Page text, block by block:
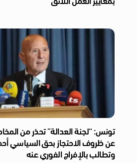
تونس: “لجنة العدالة” تحذر من
عن ظروف الاحتجاز بحق السياسي
وتطالب بالإفراج الفوري عنه